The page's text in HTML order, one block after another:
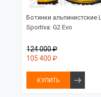
Ботинки альпинистские
Sportiva: G2 Evo
124 000 ₽
105 400 ₽
КУПИТЬ